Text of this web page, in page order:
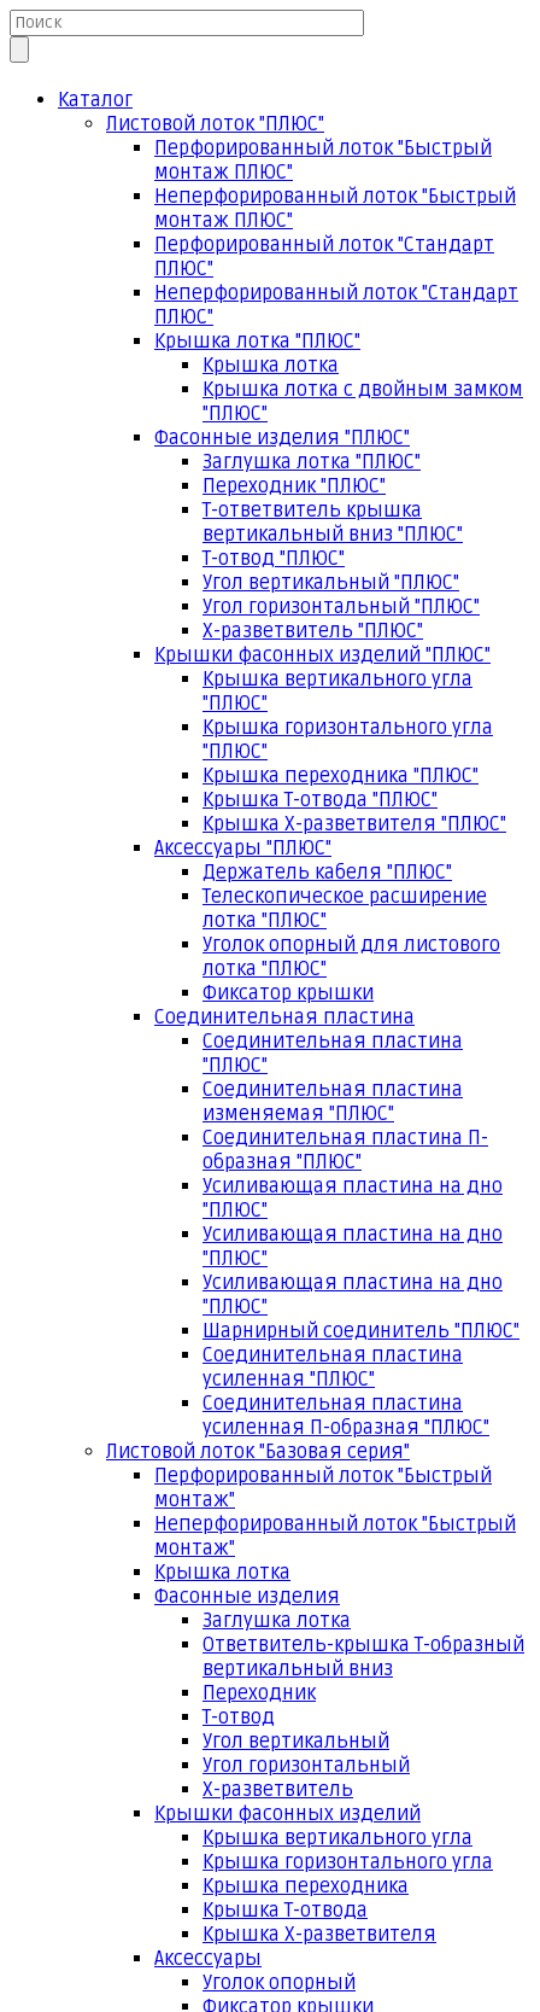
Каталог
Листовой лоток "ПЛЮС"
Перфорированный лоток "Быстрый
монтаж ПЛЮС"
Неперфорированный лоток "Быстрый
монтаж ПЛЮС"
Перфорированный лоток "Стандарт
ПЛЮС"
Неперфорированный лоток "Стандарт
ПЛЮС"
Крышка лотка "ПЛЮС"
Крышка лотка
Крышка лотка с двойным замком
"ПЛЮС"
Фасонные изделия "ПЛЮС"
Заглушка лотка "ПЛЮС"
Переходник "ПЛЮС"
Т-ответвитель крышка
вертикальный вниз "ПЛЮС"
Т-отвод "ПЛЮС"
Угол вертикальный "ПЛЮС"
Угол горизонтальный "ПЛЮС"
Х-разветвитель "ПЛЮС"
Крышки фасонных изделий "ПЛЮС"
Крышка вертикального угла
"ПЛЮС"
Крышка горизонтального угла
"ПЛЮС"
Крышка переходника "ПЛЮС"
Крышка Т-отвода "ПЛЮС"
Крышка Х-разветвителя "ПЛЮС"
Аксессуары "ПЛЮС"
Держатель кабеля "ПЛЮС"
Телескопическое расширение
лотка "ПЛЮС"
Уголок опорный для листового
лотка "ПЛЮС"
Фиксатор крышки
Соединительная пластина
Соединительная пластина
"ПЛЮС"
Соединительная пластина
изменяемая "ПЛЮС"
Соединительная пластина П-
образная "ПЛЮС"
Усиливающая пластина на дно
"ПЛЮС"
Усиливающая пластина на дно
"ПЛЮС"
Усиливающая пластина на дно
"ПЛЮС"
Шарнирный соединитель "ПЛЮС"
Соединительная пластина
усиленная "ПЛЮС"
Соединительная пластина
усиленная П-образная "ПЛЮС"
Листовой лоток "Базовая серия"
Перфорированный лоток "Быстрый
монтаж"
Неперфорированный лоток "Быстрый
монтаж"
Крышка лотка
Фасонные изделия
Заглушка лотка
Ответвитель-крышка Т-образный
вертикальный вниз
Переходник
Т-отвод
Угол вертикальный
Угол горизонтальный
Х-разветвитель
Крышки фасонных изделий
Крышка вертикального угла
Крышка горизонтального угла
Крышка переходника
Крышка Т-отвода
Крышка Х-разветвителя
Аксессуары
Уголок опорный
Фиксатор крышки